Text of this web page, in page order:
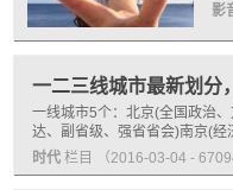
影
一二三线城市最新划分
一线城市5个：北京(全国政治
达、副省级、强省省会)南京(
时代 栏目 （2016-03-04 -